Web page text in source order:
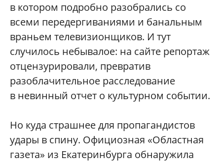
в котором подробно разобрались со
всеми передергиваниями и банальным
враньем телевизионщиков. И тут
случилось небывалое: на сайте репортаж
отцензурировали, превратив
разоблачительное расследование
в невинный отчет о культурном событии.
Но куда страшнее для пропагандистов
удары в спину. Официозная «Областная
газета» из Екатеринбурга обнаружила